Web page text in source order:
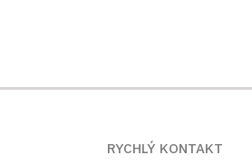
RYCHLÝ KONTAKT